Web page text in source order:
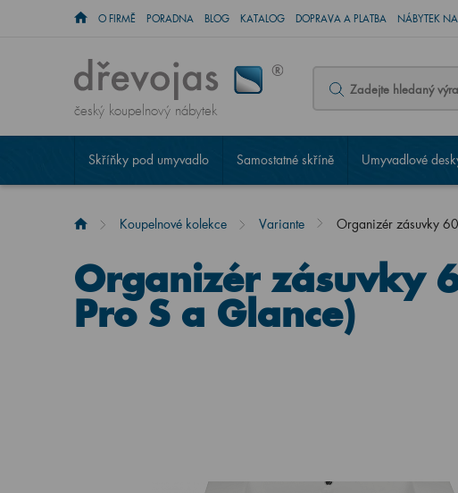
O FIRMĚ PORADNA BLOG KATALOG DOPRAVA A PLATBA NÁBYTEK
český koupelnový nábytek
Skříňky pod umyvadlo Samostatné skříně Umyvadlové
Koupelnové kolekce Variante Organizér zásuvky
Organizér zásuvky
Pro S a Glance)